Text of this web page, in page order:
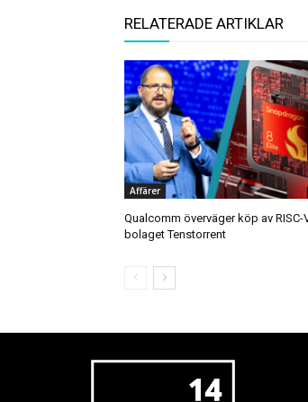
RELATERADE ARTIKLAR
Affärer
Qualcomm överväger köp av RISC-
bolaget Tenstorrent